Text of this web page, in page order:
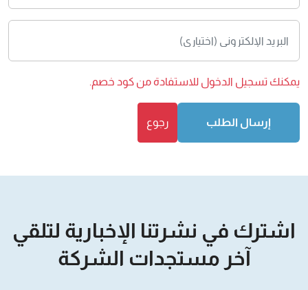
يمكنك تسجيل الدخول للاستفادة من كود خصم.
إرسال الطلب رجوع
اشترك في نشرتنا الإخبارية لتلقي
آخر مستجدات الشركة